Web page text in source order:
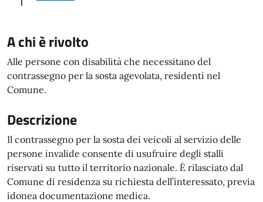
A chi è rivolto
Alle persone con disabilità che necessitano del
contrassegno per la sosta agevolata, residenti nel
Comune.
Descrizione
Il contrassegno per la sosta dei veicoli al servizio delle
persone invalide consente di usufruire degli stalli
riservati su tutto il territorio nazionale. È rilasciato dal
Comune di residenza su richiesta dell’interessato, previa
idonea documentazione medica.